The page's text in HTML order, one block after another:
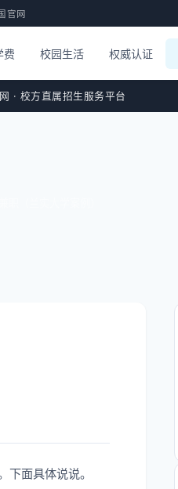
官网
费 校园生活 权威认证
· 校方直属招生服务平台
下面具体说说。